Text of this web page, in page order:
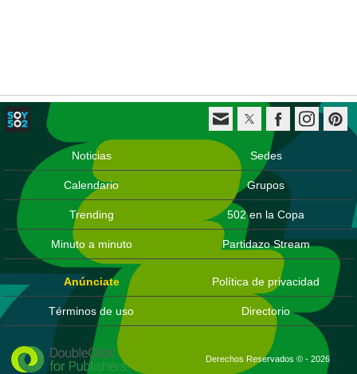
Noticias Sedes
Calendario Grupos
Trending 502 en la Copa
Minuto a minuto Partidazo Stream
Anúnciate Política de privacidad
Términos de uso Directorio
Derechos Reservados © - 2026